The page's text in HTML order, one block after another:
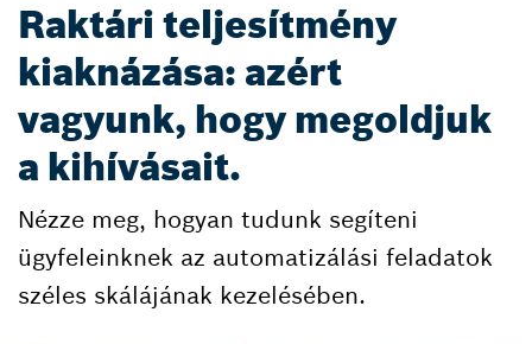
Raktári teljesítmény
kiaknázása: azért
vagyunk, hogy megoldjuk
a kihívásait.
Nézze meg, hogyan tudunk segíteni
ügyfeleinknek az automatizálási feladatok
széles skálájának kezelésében.